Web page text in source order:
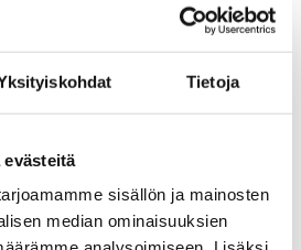
Tietoja
sisällön ja mainosten
median ominaisuuksien